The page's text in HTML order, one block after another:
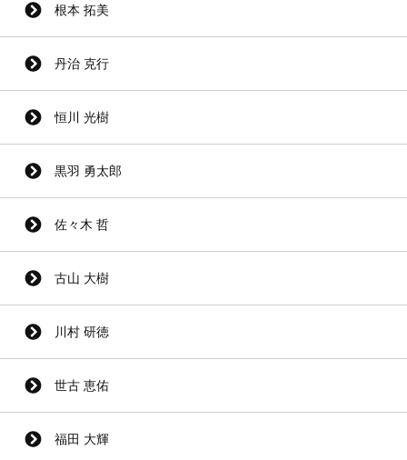
根本 拓美
丹治 克行
恒川 光樹
黒羽 勇太郎
佐々木 哲
古山 大樹
川村 研徳
世古 恵佑
福田 大輝